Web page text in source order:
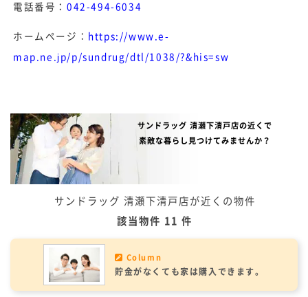
電話番号：042-494-6034
ホームページ： https://www.e-
map.ne.jp/p/sundrug/dtl/1038/?&his=sw
サンドラッグ 清瀬下清戸店の近くで
素敵な暮らし見つけてみませんか？
サンドラッグ 清瀬下清戸店が近くの物件
該当物件 11 件
Column
貯金がなくても家は購入できます。